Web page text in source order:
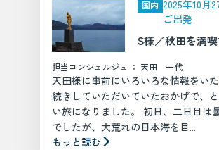
国内 2025年10月
ご出発
S様／秋田を満
担当コンシェルジュ ： 天田 一代
天田様に事前にいろいろな情報をい
続きしていただいていたおかげで、
い旅になりました。 初日、二日目は
でしたが、大荒れの日本海を目...
もっと読む